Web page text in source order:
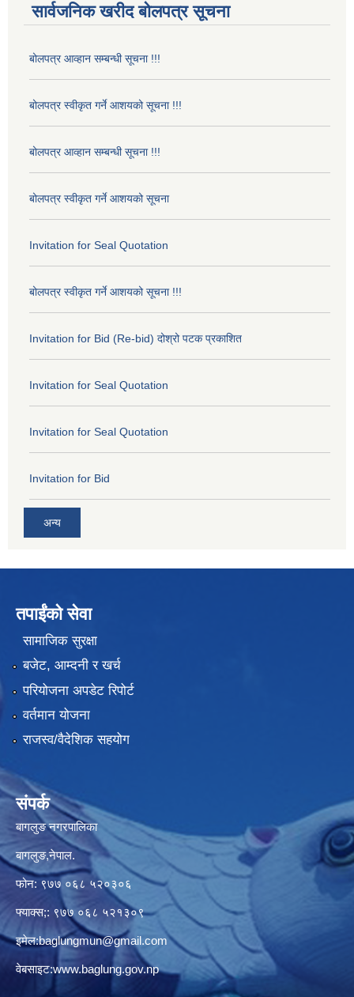
सार्वजनिक खरीद बोलपत्र सूचना
बोलपत्र आव्हान सम्बन्धी सूचना !!!
बोलपत्र स्वीकृत गर्ने आशयको सूचना !!!
बोलपत्र आव्हान सम्बन्धी सूचना !!!
बोलपत्र स्वीकृत गर्ने आशयको सूचना
Invitation for Seal Quotation
बोलपत्र स्वीकृत गर्ने आशयको सूचना !!!
Invitation for Bid (Re-bid) दोश्रो पटक प्रकाशित
Invitation for Seal Quotation
Invitation for Seal Quotation
Invitation for Bid
अन्य
तपाईंको सेवा
सामाजिक सुरक्षा
बजेट, आम्दनी र खर्च
परियोजना अपडेट रिपोर्ट
वर्तमान योजना
राजस्व/वैदेशिक सहयोग
संपर्क
बागलुङ नगरपालिका
बागलुङ,नेपाल.
फोन: ९७७ ०६८ ५२०३०६
फ्याक्स;: ९७७ ०६८ ५२१३०९
इमेल:baglungmun@gmail.com
वेबसाइट:www.baglung.gov.np